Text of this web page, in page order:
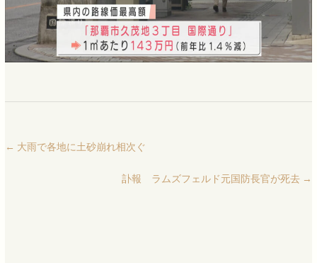
← 大雨で各地に土砂崩れ相次ぐ
訃報 ラムズフェルド元国防長官が死去 →